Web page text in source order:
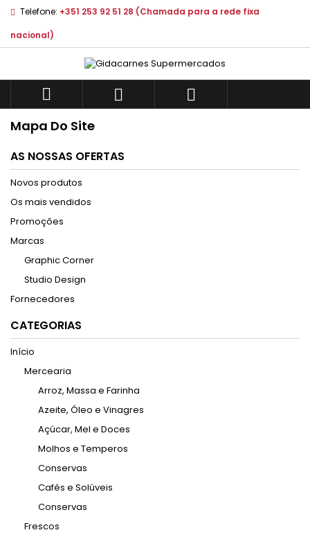
Telefone: +351 253 92 51 28 (Chamada para a rede fixa
nacional)
  
Mapa Do Site
AS NOSSAS OFERTAS
Novos produtos
Os mais vendidos
Promoções
Marcas
Graphic Corner
Studio Design
Fornecedores
CATEGORIAS
Início
Mercearia
Arroz, Massa e Farinha
Azeite, Óleo e Vinagres
Açúcar, Mel e Doces
Molhos e Temperos
Conservas
Cafés e Solúveis
Conservas
Frescos